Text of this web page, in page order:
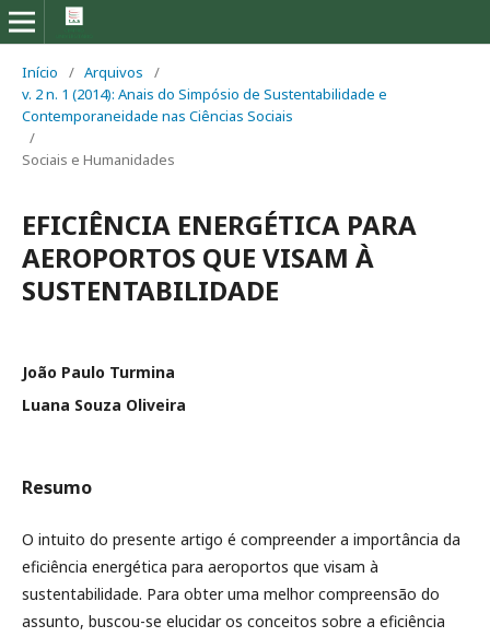
Início / Arquivos
/
v. 2 n. 1 (2014): Anais do Simpósio de Sustentabilidade e
Contemporaneidade nas Ciências Sociais
/
Sociais e Humanidades
EFICIÊNCIA ENERGÉTICA PARA
AEROPORTOS QUE VISAM À
SUSTENTABILIDADE
João Paulo Turmina
Luana Souza Oliveira
Resumo
O intuito do presente artigo é compreender a importância da
eficiência energética para aeroportos que visam à
sustentabilidade. Para obter uma melhor compreensão do
assunto, buscou-se elucidar os conceitos sobre a eficiência